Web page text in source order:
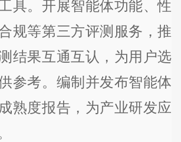
具。开展智能体功能、性
规等第三方评测服务，推
结果互通互认，为用户选
参考。编制并发布智能体
熟度报告，为产业研发应